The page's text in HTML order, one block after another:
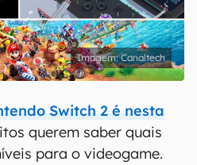
Canaltech
Switch 2 é nesta
querem saber quais
para o videogame.